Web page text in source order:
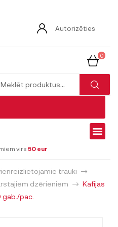
Autorizēties
0
virs 50 eur
trauki
dzērieniem
Kafijas
pac.